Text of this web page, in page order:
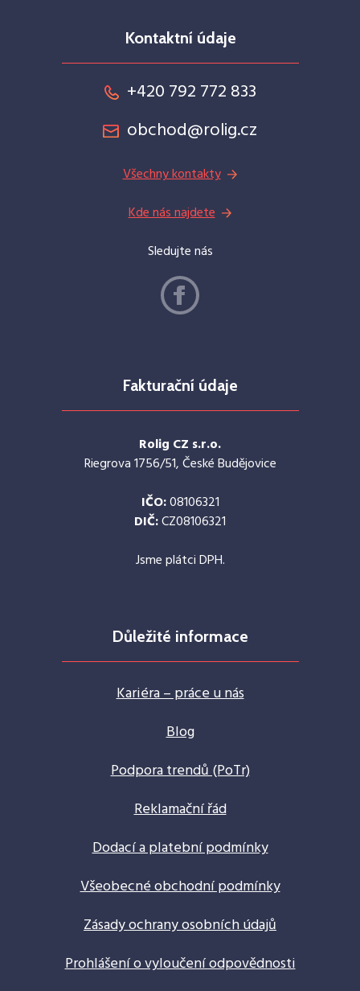
Kontaktní údaje
+420 792 772 833
obchod@rolig.cz
Všechny kontakty
Kde nás najdete
Sledujte nás
Fakturační údaje
Rolig CZ s.r.o.
Riegrova 1756/51, České Budějovice
IČO:08106321
DIČ:CZ08106321
Jsme plátci DPH.
Důležité informace
Kariéra – práce u nás
Blog
Podpora trendů (PoTr)
Reklamační řád
Dodací a platební podmínky
Všeobecné obchodní podmínky
Zásady ochrany osobních údajů
Prohlášení o vyloučení odpovědnosti